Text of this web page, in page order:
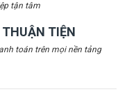
tận tâm
TIỆN
toán trên mọi nền tảng